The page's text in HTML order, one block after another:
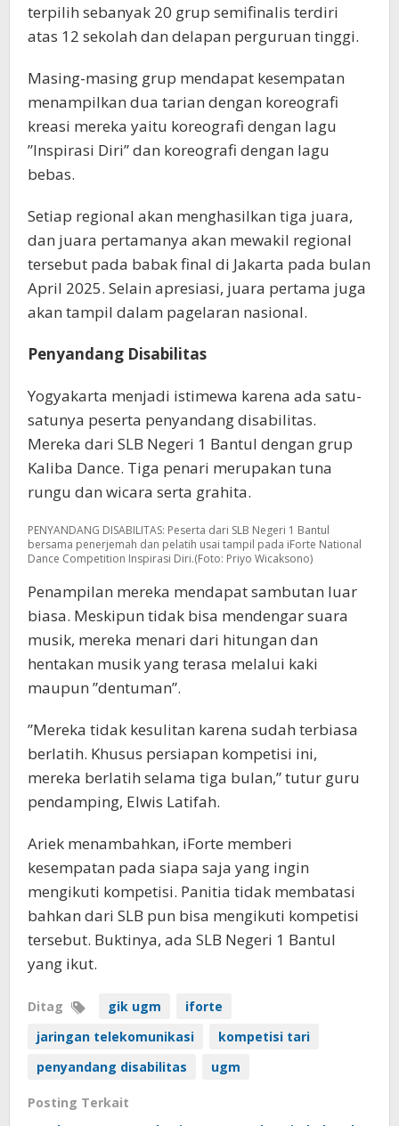
terpilih sebanyak 20 grup semifinalis terdiri
atas 12 sekolah dan delapan perguruan tinggi.
Masing-masing grup mendapat kesempatan
menampilkan dua tarian dengan koreografi
kreasi mereka yaitu koreografi dengan lagu
”Inspirasi Diri” dan koreografi dengan lagu
bebas.
Setiap regional akan menghasilkan tiga juara,
dan juara pertamanya akan mewakil regional
tersebut pada babak final di Jakarta pada bulan
April 2025. Selain apresiasi, juara pertama juga
akan tampil dalam pagelaran nasional.
Penyandang Disabilitas
Yogyakarta menjadi istimewa karena ada satu-
satunya peserta penyandang disabilitas.
Mereka dari SLB Negeri 1 Bantul dengan grup
Kaliba Dance. Tiga penari merupakan tuna
rungu dan wicara serta grahita.
PENYANDANG DISABILITAS: Peserta dari SLB Negeri 1 Bantul
bersama penerjemah dan pelatih usai tampil pada iForte National
Dance Competition Inspirasi Diri.(Foto: Priyo Wicaksono)
Penampilan mereka mendapat sambutan luar
biasa. Meskipun tidak bisa mendengar suara
musik, mereka menari dari hitungan dan
hentakan musik yang terasa melalui kaki
maupun ”dentuman”.
”Mereka tidak kesulitan karena sudah terbiasa
berlatih. Khusus persiapan kompetisi ini,
mereka berlatih selama tiga bulan,” tutur guru
pendamping, Elwis Latifah.
Ariek menambahkan, iForte memberi
kesempatan pada siapa saja yang ingin
mengikuti kompetisi. Panitia tidak membatasi
bahkan dari SLB pun bisa mengikuti kompetisi
tersebut. Buktinya, ada SLB Negeri 1 Bantul
yang ikut.
Ditag gik ugm
iforte
jaringan telekomunikasi
kompetisi tari
penyandang disabilitas
ugm
Posting Terkait